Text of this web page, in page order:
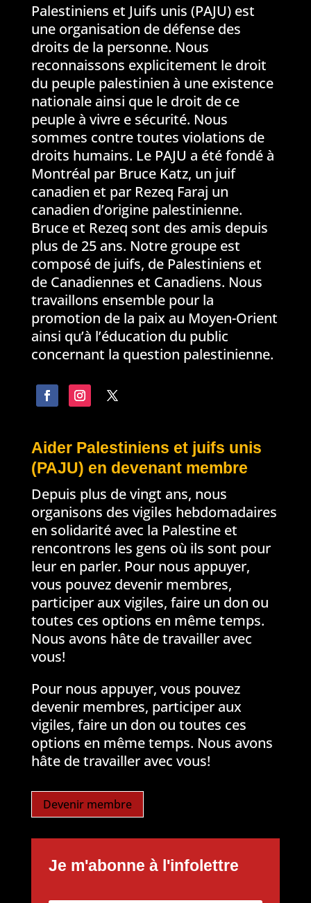
Palestiniens et Juifs unis (PAJU) est
une organisation de défense des
droits de la personne. Nous
reconnaissons explicitement le droit
du peuple palestinien à une existence
nationale ainsi que le droit de ce
peuple à vivre e sécurité. Nous
sommes contre toutes violations de
droits humains. Le PAJU a été fondé à
Montréal par Bruce Katz, un juif
canadien et par Rezeq Faraj un
canadien d’origine palestinienne.
Bruce et Rezeq sont des amis depuis
plus de 25 ans. Notre groupe est
composé de juifs, de Palestiniens et
de Canadiennes et Canadiens. Nous
travaillons ensemble pour la
promotion de la paix au Moyen-Orient
ainsi qu’à l’éducation du public
concernant la question palestinienne.
Aider Palestiniens et juifs unis
(PAJU) en devenant membre
Depuis plus de vingt ans, nous
organisons des vigiles hebdomadaires
en solidarité avec la Palestine et
rencontrons les gens où ils sont pour
leur en parler. Pour nous appuyer,
vous pouvez devenir membres,
participer aux vigiles, faire un don ou
toutes ces options en même temps.
Nous avons hâte de travailler avec
vous!
Pour nous appuyer, vous pouvez
devenir membres, participer aux
vigiles, faire un don ou toutes ces
options en même temps. Nous avons
hâte de travailler avec vous!
Devenir membre
Je m'abonne à l'infolettre